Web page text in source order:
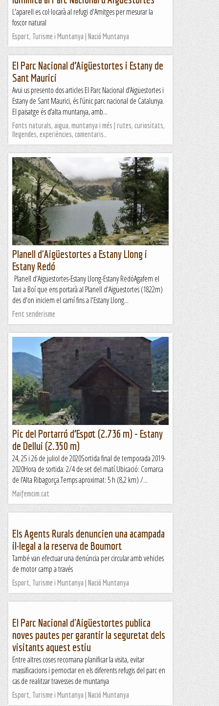
L'aparell es col·locarà al refugi d'Amitges per mesurar la
foscor natural
Esport, Turisme i Muntanya | Nació Muntanya
El Parc Nacional d’Aigüestortes i Estany de
Sant Maurici
Avui us presento dos articles El Parc Nacional d’Aigüestortes i
Estany de Sant Maurici, és l’únic parc nacional de Catalunya.
El paisatge és d’alta muntanya, amb...
Fonts naturals, aigua, muntanya i més | rutes, curiositats,
llegendes, experiències, comentaris…
Planell d'Aigüestortes a Estany Llong i
Estany Redó
Planell d'Aigüestortes-Estany Llong-Estany RedóAgafem el
Taxi a Boí que ens portarà al Planell d'Aigüestortes (1822m)
des d'on iniciem el camí fins a l'Estany Llong...
Fent senderisme
Pic del Portarró d’Espot (2.736 m) - Estany
de Dellui (2.350 m)
24, 25 i 26 de juliol de 2020Sortida final de temporada 2019-
2020Hora de sortida: 2/4 de set del matí.Ubicació: Comarca
de l’Alta Ribagorça.Temps aproximat: 5 h (8,2 km) /...
Maifemcim.cat
Els Agents Rurals denuncien una acampada
il·legal a la reserva de Boumort
També van efectuar una denúncia per circular amb vehicles
de motor camp a través
Esport, Turisme i Muntanya | Nació Muntanya
El Parc Nacional d'Aigüestortes publica
noves pautes per garantir la seguretat dels
visitants aquest estiu
Entre altres coses recomana planificar la visita, evitar
massificacions i pernoctar en els diferents refugis del parc en
cas de realitzar travesses de muntanya
Esport, Turisme i Muntanya | Nació Muntanya